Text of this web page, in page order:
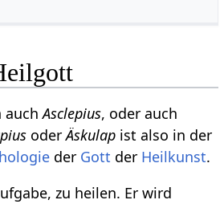
auchAsclepius, oder auch
oderÄskulap ist also in der
der Gott der Heilkunst.
zu heilen. Er wird